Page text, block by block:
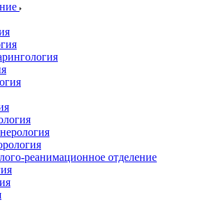
реанимационное отделение